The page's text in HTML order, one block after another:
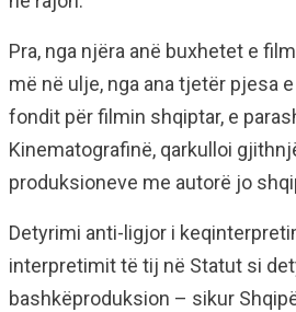
Pra, nga njëra anë buxhetet e
më në ulje, nga ana tjetër pjesa
fondit për filmin shqiptar, e
Kinematografinë, qarkulloi
produksioneve me autorë jo
Detyrimi anti-ligjor i
interpretimit të tij në Statut si
bashkëproduksion – sikur